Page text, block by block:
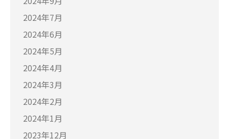
2024年7月
2024年6月
2024年5月
2024年4月
2024年3月
2024年2月
2024年1月
2023年12月